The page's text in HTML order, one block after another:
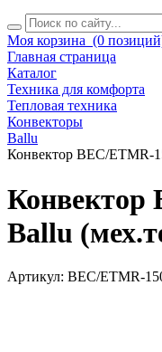
Моя корзина (0
Главная страница
Каталог
Техника для комфорта
Тепловая техника
Конвекторы
Ballu
Конвектор BEC/ETMR-
Конвектор
Ballu
Артикул: BEC/ETMR-